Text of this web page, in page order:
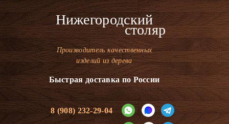
Нижегородский
столяр
Производитель качественных
изделий из дерева
Быстрая доставка по России
8 (908) 232-29-04